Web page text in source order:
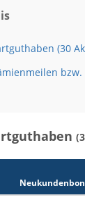
(30
bzw.